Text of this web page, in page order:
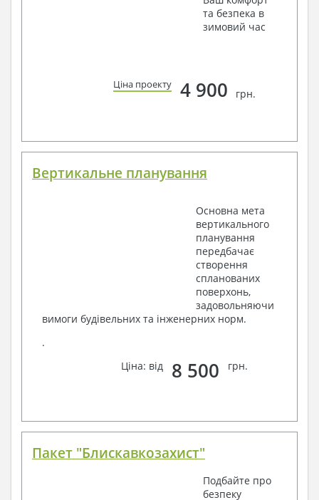
та безпека в
зимовий час
Ціна проекту 4 900 грн.
Вертикальне планування
Основна мета
вертикального
планування
передбачає
створення
спланованих
поверхонь,
задовольняючи
вимоги будівельних та інженерних норм.
.
Ціна: від
8 500 грн.
Пакет "Блискавкозахист"
Подбайте про
безпеку